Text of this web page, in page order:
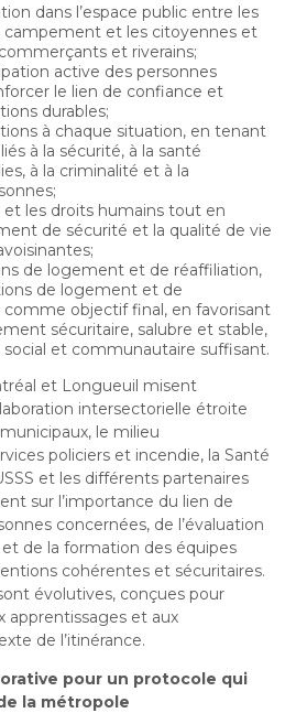
dans l’espace public entre les
campement et les citoyennes et
et riverains;
active des personnes
le lien de confiance et
durables;
à chaque situation, en tenant
à la sécurité, à la santé
à la criminalité et à la
les droits humains tout en
de sécurité et la qualité de vie
de logement et de réaffiliation,
de logement et de
comme objectif final, en favorisant
sécuritaire, salubre et stable,
social et communautaire suffisant.
et Longueuil misent
intersectorielle étroite
le milieu
policiers et incendie, la Santé
et les différents partenaires
sur l’importance du lien de
concernées, de l’évaluation
de la formation des équipes
cohérentes et sécuritaires.
évolutives, conçues pour
apprentissages et aux
de l’itinérance.
pour un protocole qui
la métropole